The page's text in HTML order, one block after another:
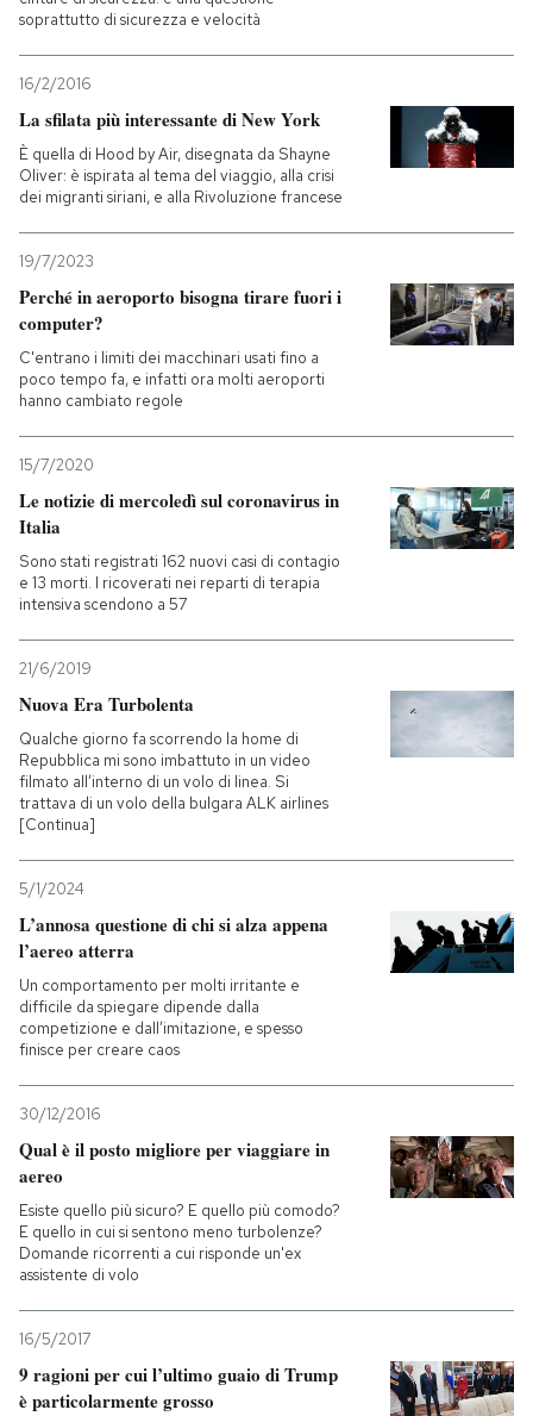
soprattutto di sicurezza e velocità
16/2/2016
La sfilata più interessante di New York
È quella di Hood by Air, disegnata da Shayne
Oliver: è ispirata al tema del viaggio, alla crisi
dei migranti siriani, e alla Rivoluzione francese
19/7/2023
Perché in aeroporto bisogna tirare fuori i
computer?
C'entrano i limiti dei macchinari usati fino a
poco tempo fa, e infatti ora molti aeroporti
hanno cambiato regole
15/7/2020
Le notizie di mercoledì sul coronavirus in
Italia
Sono stati registrati 162 nuovi casi di contagio
e 13 morti. I ricoverati nei reparti di terapia
intensiva scendono a 57
21/6/2019
Nuova Era Turbolenta
Qualche giorno fa scorrendo la home di
Repubblica mi sono imbattuto in un video
filmato all’interno di un volo di linea. Si
trattava di un volo della bulgara ALK airlines
[Continua]
5/1/2024
L’annosa questione di chi si alza appena
l’aereo atterra
Un comportamento per molti irritante e
difficile da spiegare dipende dalla
competizione e dall’imitazione, e spesso
finisce per creare caos
30/12/2016
Qual è il posto migliore per viaggiare in
aereo
Esiste quello più sicuro? E quello più comodo?
E quello in cui si sentono meno turbolenze?
Domande ricorrenti a cui risponde un'ex
assistente di volo
16/5/2017
9 ragioni per cui l’ultimo guaio di Trump
è particolarmente grosso